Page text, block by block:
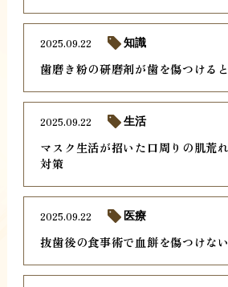
歯磨き粉の研磨剤が歯を傷つける
2025.09.22 知識
マスク生活が招いた口周りの肌荒
対策
2025.09.22 生活
抜歯後の食事術で血餅を傷つけな
2025.09.22 医療